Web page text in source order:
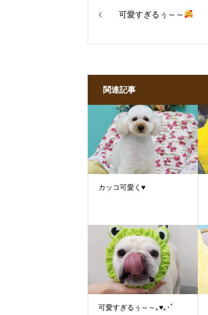
可愛すぎるぅ～～
関連記事
カッコ可愛く♥
可愛すぎるぅ～～｡♥｡･ﾟ